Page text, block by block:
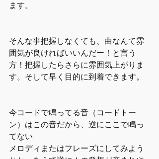
ます。
そんな事把握しなくても、曲なんて雰
囲気が良ければいいんだー！と言う
方！把握したらさらに雰囲気上がりま
す。そして早く目的に到着できます。
今コードで鳴ってる音（コードトー
ン）はこの音だから、逆にここで鳴っ
てない
メロディまたはフレーズにしてみよう